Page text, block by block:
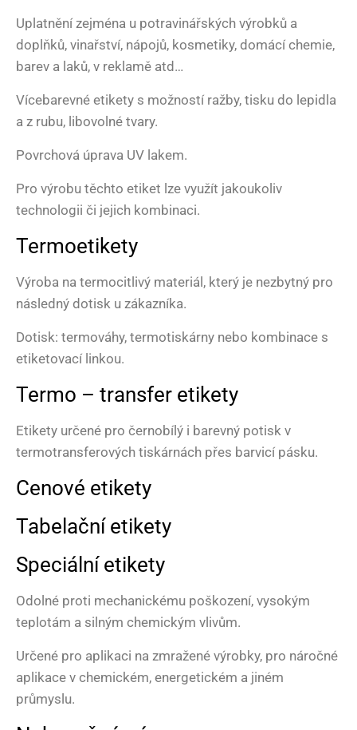
Uplatnění zejména u potravinářských výrobků a
doplňků, vinařství, nápojů, kosmetiky, domácí chemie,
barev a laků, v reklamě atd…
Vícebarevné etikety s možností ražby, tisku do lepidla
a z rubu, libovolné tvary.
Povrchová úprava UV lakem.
Pro výrobu těchto etiket lze využít jakoukoliv
technologii či jejich kombinaci.
Termoetikety
Výroba na termocitlivý materiál, který je nezbytný pro
následný dotisk u zákazníka.
Dotisk: termováhy, termotiskárny nebo kombinace s
etiketovací linkou.
Termo – transfer etikety
Etikety určené pro černobílý i barevný potisk v
termotransferových tiskárnách přes barvicí pásku.
Cenové etikety
Tabelační etikety
Speciální etikety
Odolné proti mechanickému poškození, vysokým
teplotám a silným chemickým vlivům.
Určené pro aplikaci na zmražené výrobky, pro náročné
aplikace v chemickém, energetickém a jiném
průmyslu.